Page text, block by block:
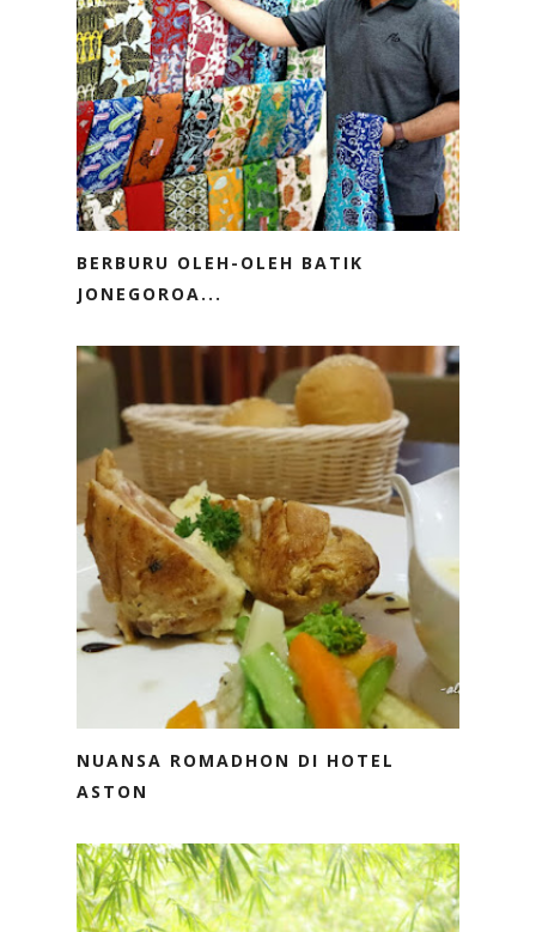
BERBURU OLEH-OLEH BATIK
JONEGOROA...
NUANSA ROMADHON DI HOTEL
ASTON